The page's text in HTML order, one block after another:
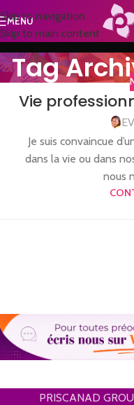
Skip to navigation
Skip to main content
MENU
Tag
Vie
Je suis convaincue
dans la vie ou dans
nous
PRISCANAD